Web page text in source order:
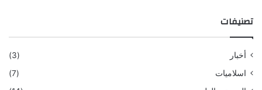
تصنيفات
أخبار
(3)
اسلاميات
(7)